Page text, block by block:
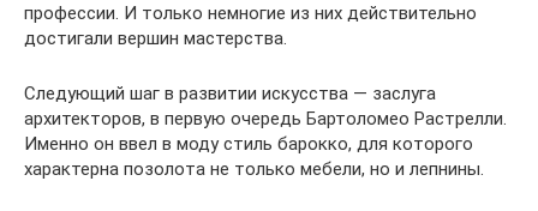
профессии. И только немногие из них действительно
достигали вершин мастерства.
Следующий шаг в развитии искусства — заслуга
архитекторов, в первую очередь Бартоломео Растрелли.
Именно он ввел в моду стиль барокко, для которого
характерна позолота не только мебели, но и лепнины.